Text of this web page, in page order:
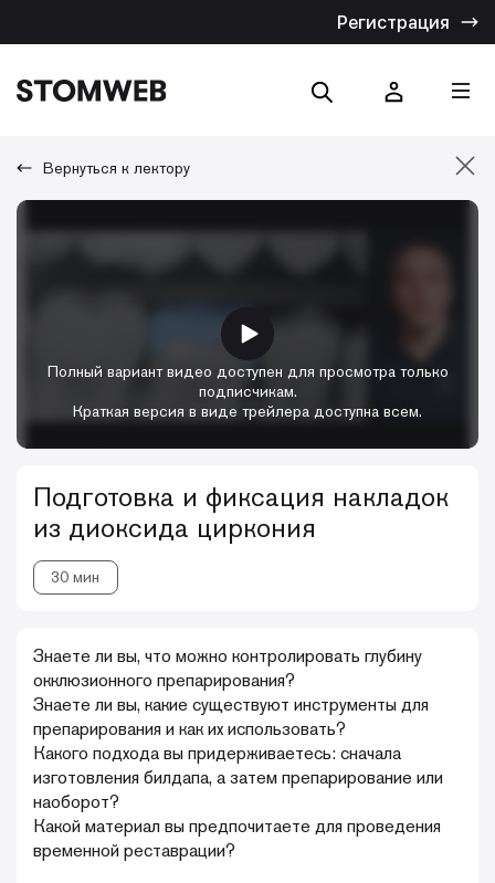
Регистрация
Вернуться к лектору
Полный вариант видео доступен для просмотра только
подписчикам.
Краткая версия в виде трейлера доступна всем.
Подготовка и фиксация накладок
из диоксида циркония
30 мин
Знаете ли вы, что можно контролировать глубину
окклюзионного препарирования?
Знаете ли вы, какие существуют инструменты для
препарирования и как их использовать?
Какого подхода вы придерживаетесь: сначала
изготовления билдапа, а затем препарирование или
наоборот?
Какой материал вы предпочитаете для проведения
временной реставрации?
Отмена